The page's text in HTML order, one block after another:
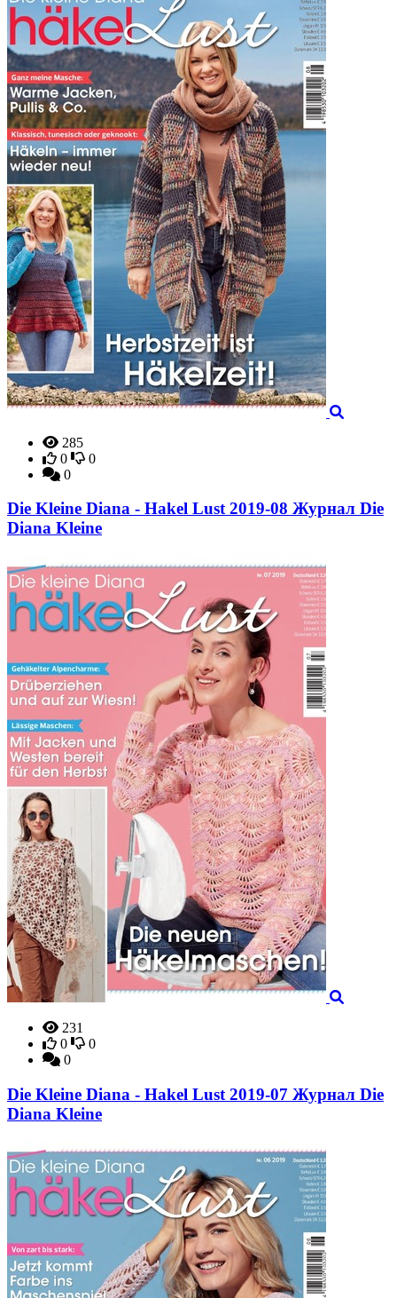
285
0
0
0
Die Kleine Diana - Hakel Lust 2019-08 Журнал Die
Diana Kleine
231
0
0
0
Die Kleine Diana - Hakel Lust 2019-07 Журнал Die
Diana Kleine